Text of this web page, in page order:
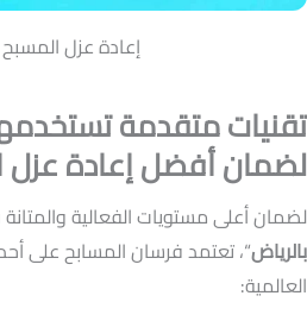
إعادة عزل المسبح
تقنيات متقدمة
لضمان أفضل إعادة عزل
لضمان أعلى مستويات الفعالية
بالرياض“، تعتمد فرسان المسابح على
العالمية: